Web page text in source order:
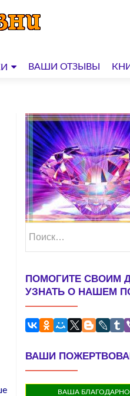
ВАШИ ОТЗЫВЫ
ПОМОГИТЕ СВОИМ
УЗНАТЬ О НАШЕМ
ВАШИ
ВАША